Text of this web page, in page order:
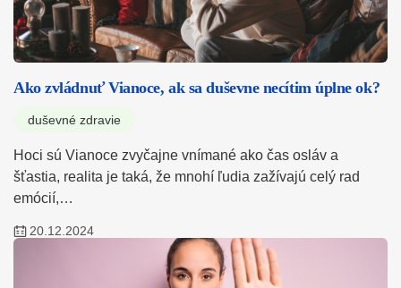
Ako zvládnuť Vianoce, ak sa duševne necítim úplne ok?
duševné zdravie
Hoci sú Vianoce zvyčajne vnímané ako čas osláv a
šťastia, realita je taká, že mnohí ľudia zažívajú celý rad
emócií,…
20.12.2024